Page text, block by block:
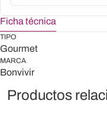
Ficha técnica
TIPO
Gourmet
MARCA
Bonvivir
Productos